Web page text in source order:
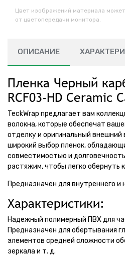
Цвет изображений материала
от цветопередачи монитора.
ОПИСАНИЕ
Пленка Черный
RCF03-HD Ceramic
TeckWrap предлагает вам
волокна, которые обеспечат
отделку и оригинальный внешний
широкий выбор пленок,
совместимостью и
растяжим, чтобы легко обернуть
Предназначен для внутреннего и
Характеристики:
Надежный полимерный ПВХ для
Предназначен для обертывания
элементов средней сложности
зеркала и т. д.